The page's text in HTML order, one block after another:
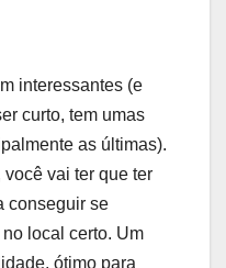
interessantes (e
curto, tem umas
as últimas).
vai ter que ter
conseguir se
local certo. Um
ótimo para